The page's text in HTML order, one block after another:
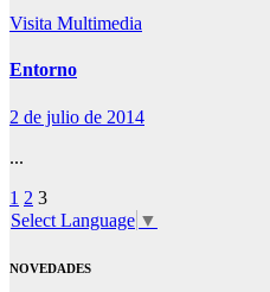
Visita Multimedia
Entorno
2 de julio de 2014
...
Paginación
de
entradas
1 2 3
Select Language ▼
NOVEDADES